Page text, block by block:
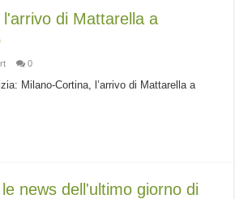
di Mattarella a
0
Milano-Cortina, l’arrivo di Mattarella a
news dell'ultimo giorno di